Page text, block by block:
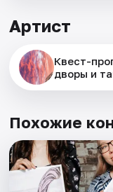
Артист
Квест-
дворы и
Похожие